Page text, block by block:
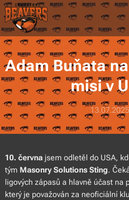
Adam Buňata
misi v
13.07.2025
10. června jsem odletěl do USA,
tým Masonry Solutions Sting.
ligových zápasů a hlavně účast na
který je považován za neoficiální